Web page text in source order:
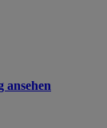
ansehen